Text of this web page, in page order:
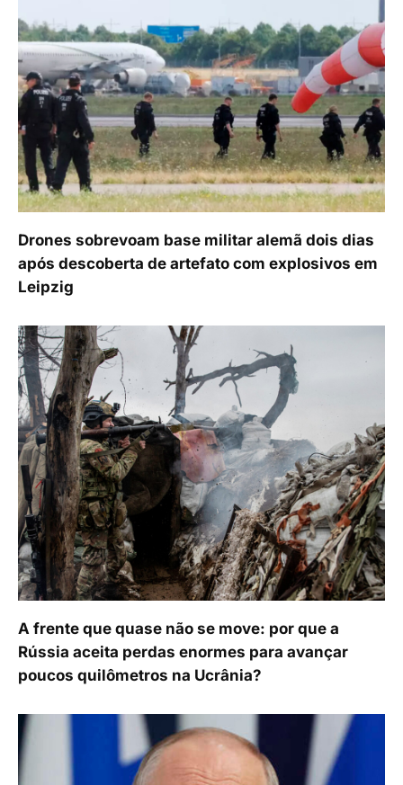
Drones sobrevoam base militar alemã dois dias
após descoberta de artefato com explosivos em
Leipzig
A frente que quase não se move: por que a
Rússia aceita perdas enormes para avançar
poucos quilômetros na Ucrânia?